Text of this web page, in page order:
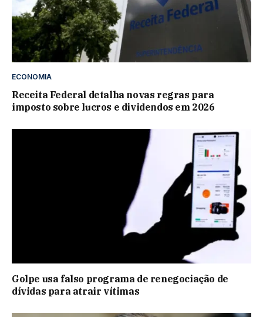
ECONOMIA
Receita Federal detalha novas regras para
imposto sobre lucros e dividendos em 2026
Golpe usa falso programa de renegociação de
dívidas para atrair vítimas